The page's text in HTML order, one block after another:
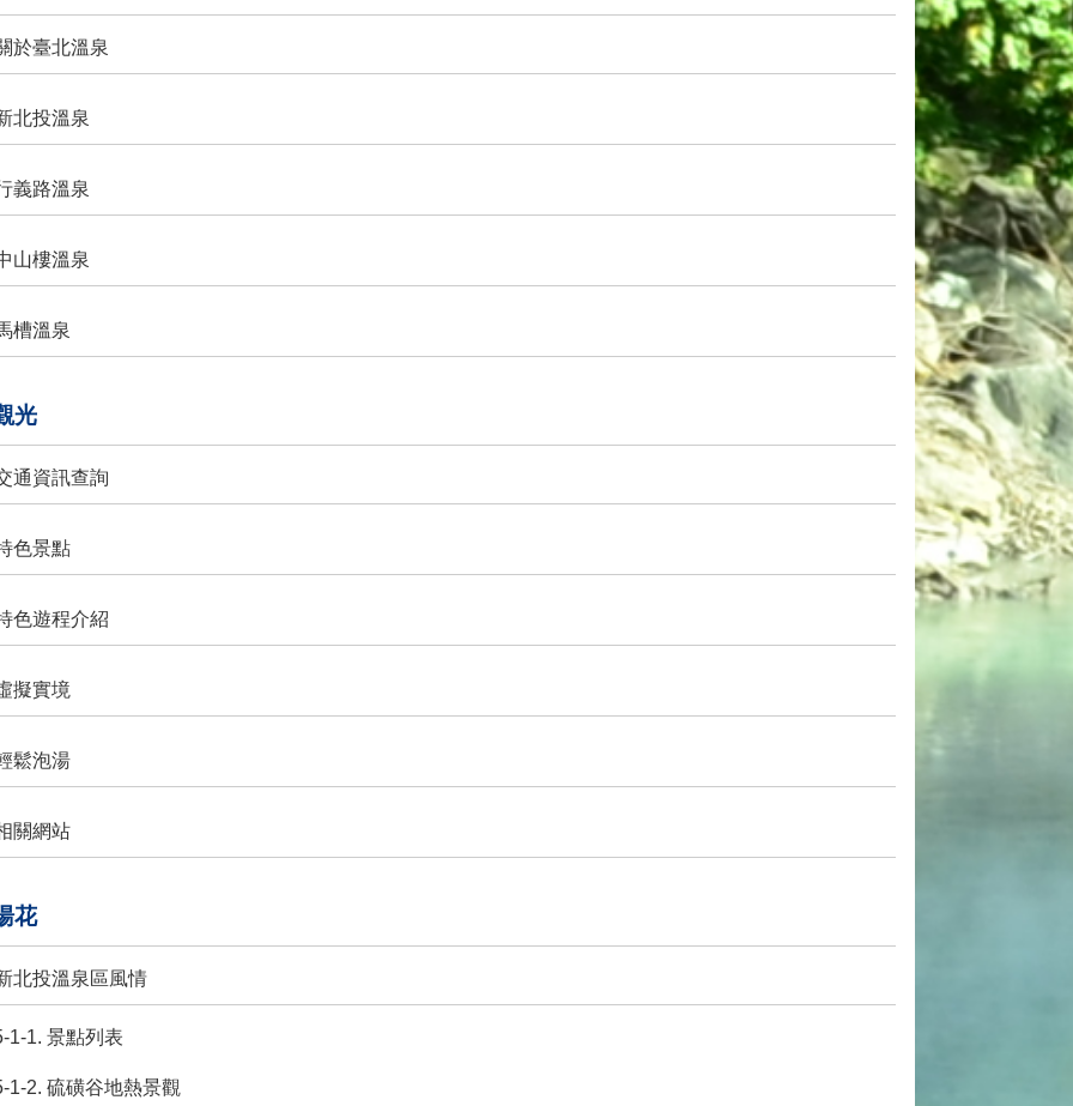
於臺北溫泉
北投溫泉
義路溫泉
山樓溫泉
槽溫泉
光
通資訊查詢
色景點
色遊程介紹
擬實境
鬆泡湯
關網站
花
北投溫泉區風情
1-1. 景點列表
1-2. 硫磺谷地熱景觀